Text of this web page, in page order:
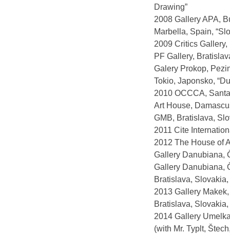
Drawing”
2008 Gallery APA,
Marbella, Spain,
2009 Critics
PF Gallery,
Galery Prokop,
Tokio, Japonsko,
2010 OCCCA,
Art House,
GMB, Bratislava,
2011 Cite
2012 The House of
Gallery Danubiana,
Gallery Danubiana,
Bratislava,
2013 Gallery
Bratislava,
2014 Gallery
(with Mr. Typlt,